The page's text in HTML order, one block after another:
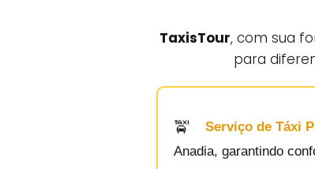
TaxisTour, com sua
para
Serviço de Táxi
Anadia, garantindo